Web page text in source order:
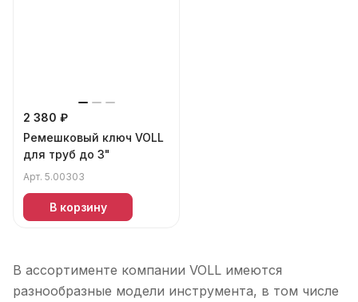
2 380 ₽
Ремешковый ключ VOLL
для труб до 3"
Арт. 5.00303
В корзину
В ассортименте компании VOLL имеются
разнообразные модели инструмента, в том числе